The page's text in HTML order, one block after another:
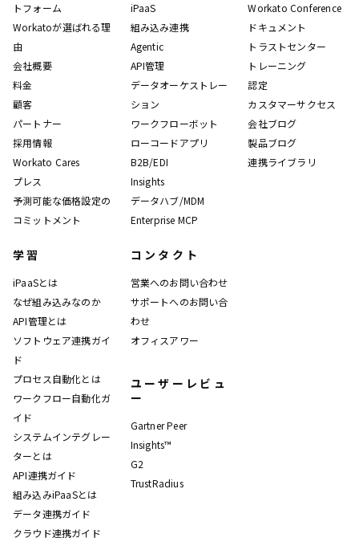
トフォーム
Workatoが選ばれる理
由
会社概要
料金
顧客
パートナー
採用情報
Workato Cares
プレス
予測可能な価格設定の
コミットメント
iPaaS
組み込み連携
Agentic
API管理
データオーケストレー
ション
ワークフローボット
ローコードアプリ
B2B/EDI
Insights
データハブ/MDM
Enterprise MCP
Workato Conference
ドキュメント
トラストセンター
トレーニング
認定
カスタマーサクセス
会社ブログ
製品ブログ
連携ライブラリ
学習
iPaaSとは
なぜ組み込みなのか
API管理とは
ソフトウェア連携ガイ
ド
プロセス自動化とは
ワークフロー自動化ガ
イド
システムインテグレー
ターとは
API連携ガイド
組み込みiPaaSとは
データ連携ガイド
クラウド連携ガイド
コンタクト
営業へのお問い合わせ
サポートへのお問い合
わせ
オフィスアワー
ユーザーレビュ
ー
Gartner Peer
Insights™
G2
TrustRadius